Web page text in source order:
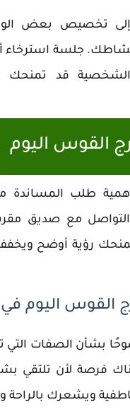
إلى تخصيص بعض
جلسة استرخاء
الشخصية قد تمنحك
القوس اليوم
طلب
التواصل مع صديق
رؤية أوضح
القوس اليوم
بشأن الصفات التي
فرصة لأن تلتقي
ويشعرك بالراحة